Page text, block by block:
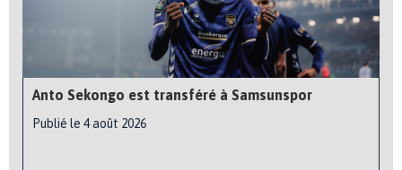
Anto Sekongo est transféré à Samsunspor
Publié le 4 août 2026